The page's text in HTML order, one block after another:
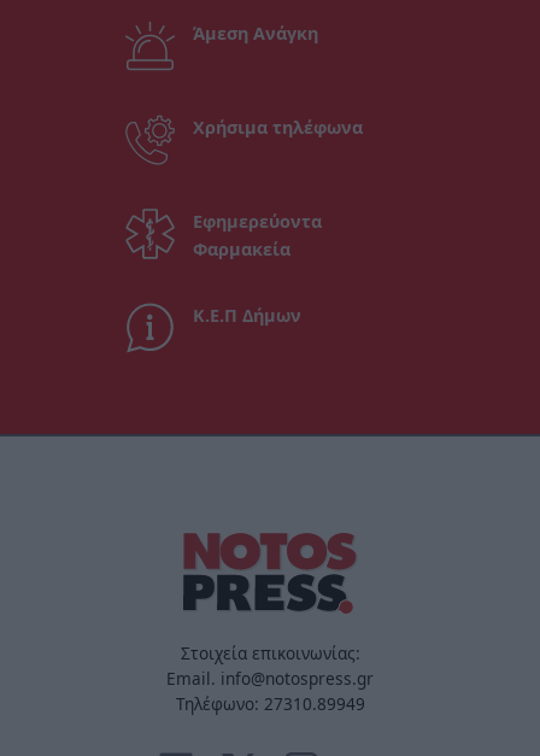
Άμεση Ανάγκη
Χρήσιμα τηλέφωνα
Εφημερεύοντα
Φαρμακεία
Κ.Ε.Π Δήμων
Στοιχεία επικοινωνίας:
Email. info@notospress.gr
Τηλέφωνο: 27310.89949